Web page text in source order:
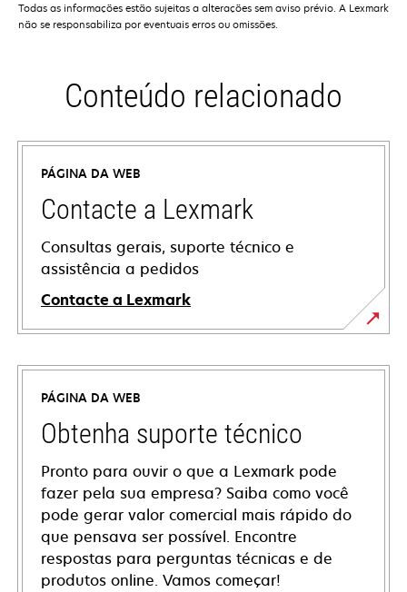
Todas as informações estão sujeitas a alterações sem aviso prévio. A Lexmark
não se responsabiliza por eventuais erros ou omissões.
Conteúdo relacionado
PÁGINA DA WEB
Contacte a Lexmark
Consultas gerais, suporte técnico e
assistência a pedidos
Contacte a Lexmark
PÁGINA DA WEB
Obtenha suporte técnico
Pronto para ouvir o que a Lexmark pode
fazer pela sua empresa? Saiba como você
pode gerar valor comercial mais rápido do
que pensava ser possível. Encontre
respostas para perguntas técnicas e de
produtos online. Vamos começar!